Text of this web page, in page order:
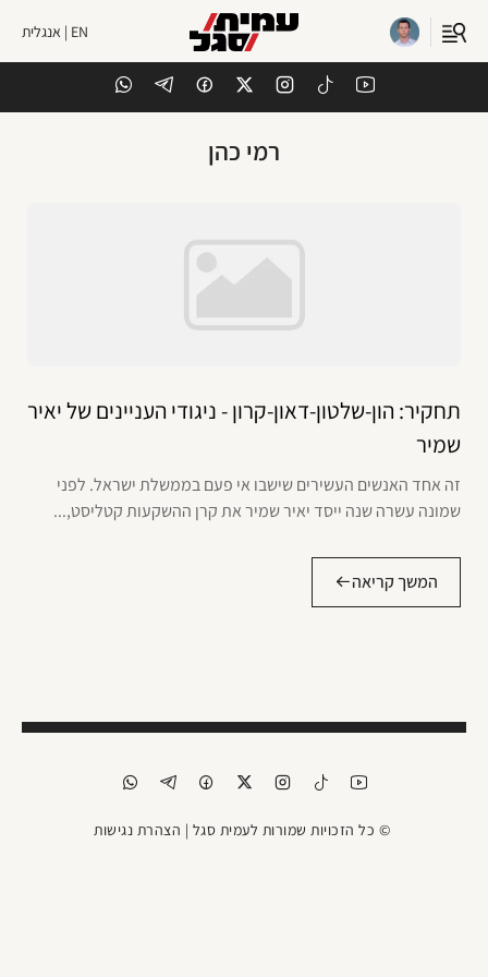
EN | אנגלית
רמי כהן
תחקיר: הון-שלטון-דאון-קרון - ניגודי העניינים של יאיר
שמיר
זה אחד האנשים העשירים שישבו אי פעם בממשלת ישראל. לפני
שמונה עשרה שנה ייסד יאיר שמיר את קרן ההשקעות קטליסט,...
המשך קריאה
© כל הזכויות שמורות לעמית סגל | הצהרת נגישות